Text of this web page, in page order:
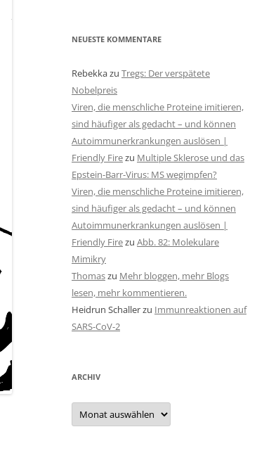
NEUESTE KOMMENTARE
Rebekkazu Tregs: Der verspätete
Nobelpreis
Viren, die menschliche Proteine imitieren,
sind häufiger als gedacht – und können
Autoimmunerkrankungen auslösen |
Friendly Firezu Multiple Sklerose und das
Epstein-Barr-Virus: MS wegimpfen?
Viren, die menschliche Proteine imitieren,
sind häufiger als gedacht – und können
Autoimmunerkrankungen auslösen |
Friendly Firezu Abb. 82: Molekulare
Mimikry
Thomaszu Mehr bloggen, mehr Blogs
lesen, mehr kommentieren.
Heidrun Schallerzu Immunreaktionen auf
SARS-CoV-2
ARCHIV
Archiv